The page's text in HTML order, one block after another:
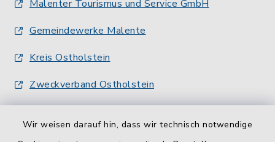
Wir weisen darauf hin, dass wir technisch notwendige
Malenter Tourismus und Service GmbH
Gemeindewerke Malente
Kreis Ostholstein
Zweckverband Ostholstein